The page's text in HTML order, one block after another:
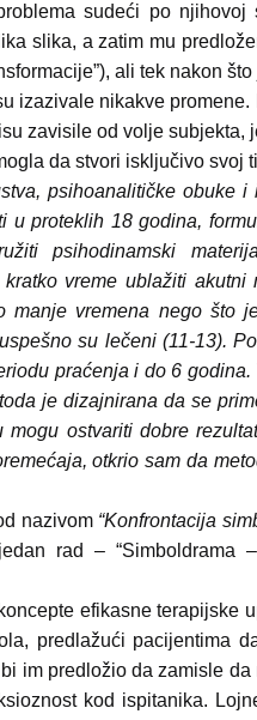
sudeći po njihovoj
slika, a zatim mu
ali tek nakon
izazivale nikakve
zavisile od volje subjekta,
da stvori isključivo svoj
psihoanalitičke obuke
u proteklih 18 godina,
psihodinamski
vreme ublažiti akutni
vremena nego što
su lečeni (11-13).
praćenja i do 6
je dizajnirana da se
ostvariti dobre
otkrio sam da
nazivom“Konfrontacija
rad – “Simboldrama
efikasne terapijske
predlažući pacijentima
im predložio da zamisle
kod ispitanika.